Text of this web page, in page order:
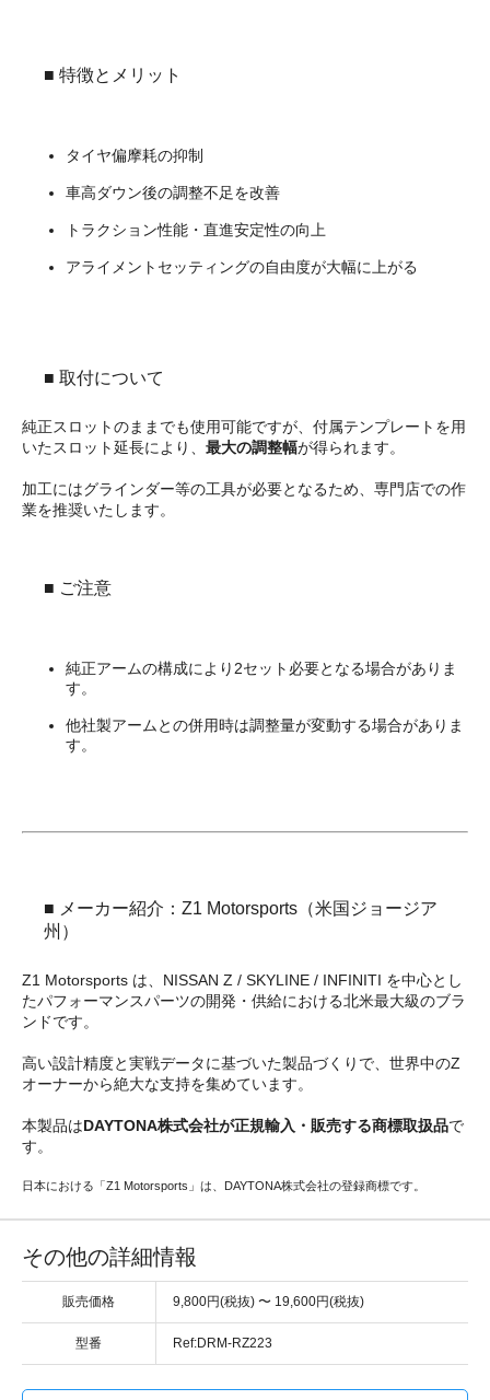
■ 特徴とメリット
タイヤ偏摩耗の抑制
車高ダウン後の調整不足を改善
トラクション性能・直進安定性の向上
アライメントセッティングの自由度が大幅に上がる
■ 取付について
純正スロットのままでも使用可能ですが、付属テンプレートを用
いたスロット延長により、 最大の調整幅が得られます。
加工にはグラインダー等の工具が必要となるため、専門店での作
業を推奨いたします。
■ ご注意
純正アームの構成により2セット必要となる場合がありま
す。
他社製アームとの併用時は調整量が変動する場合がありま
す。
■ メーカー紹介：Z1 Motorsports（米国ジョージア
州）
Z1 Motorsports は、NISSAN Z / SKYLINE / INFINITI を中心とし
たパフォーマンスパーツの開発・供給における北米最大級のブラ
ンドです。
高い設計精度と実戦データに基づいた製品づくりで、世界中のZ
オーナーから絶大な支持を集めています。
本製品はDAYTONA株式会社が正規輸入・販売する商標取扱品で
す。
日本における「Z1 Motorsports」は、DAYTONA株式会社の登録商標です。
その他の詳細情報
販売価格 9,800円(税抜) 〜 19,600円(税抜)
型番 Ref:DRM-RZ223